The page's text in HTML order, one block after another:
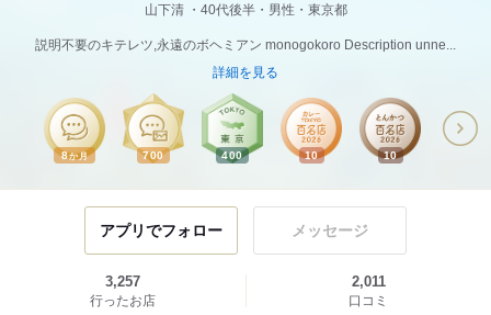
山下清 40代後半・男性・東京都
説明不要のキテレツ,永遠のボヘミアン monogokoro Description unne...
詳細を見る
8か月 700 400 10 10
アプリでフォロー メッセージ
3,257
行ったお店
2,011
口コミ